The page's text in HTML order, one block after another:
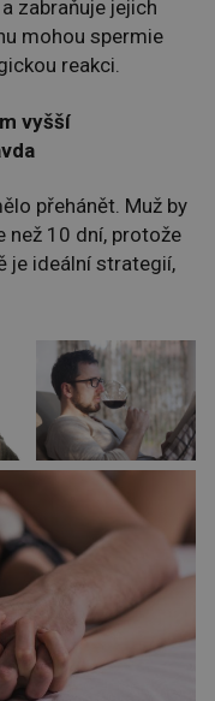
zabraňuje jejich
mohou spermie
reakci.
vyšší
přehánět. Muž by
než 10 dní, protože
je ideální strategií,